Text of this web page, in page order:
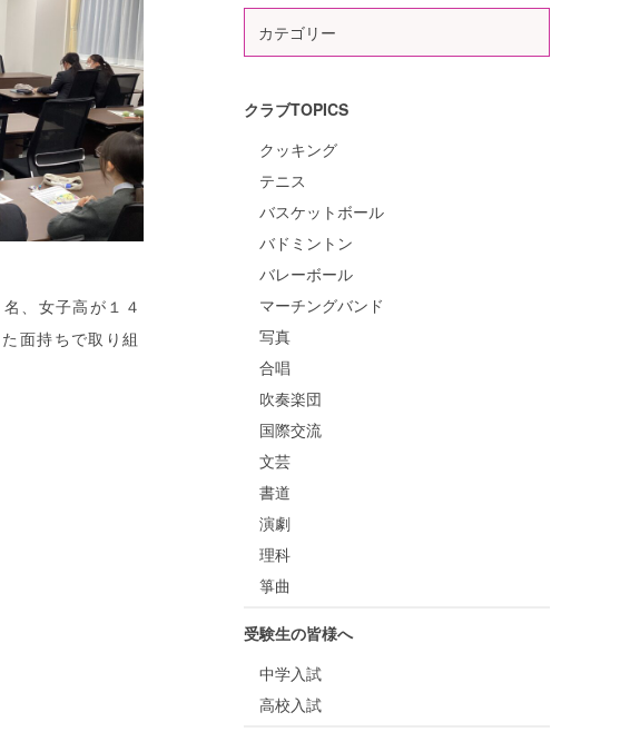
、女子高が１４
面持ちで取り組
カテゴリー
クラブTOPICS
クッキング
テニス
バスケットボール
バドミントン
バレーボール
マーチングバンド
写真
合唱
吹奏楽団
国際交流
文芸
書道
演劇
理科
箏曲
受験生の皆様へ
中学入試
高校入試